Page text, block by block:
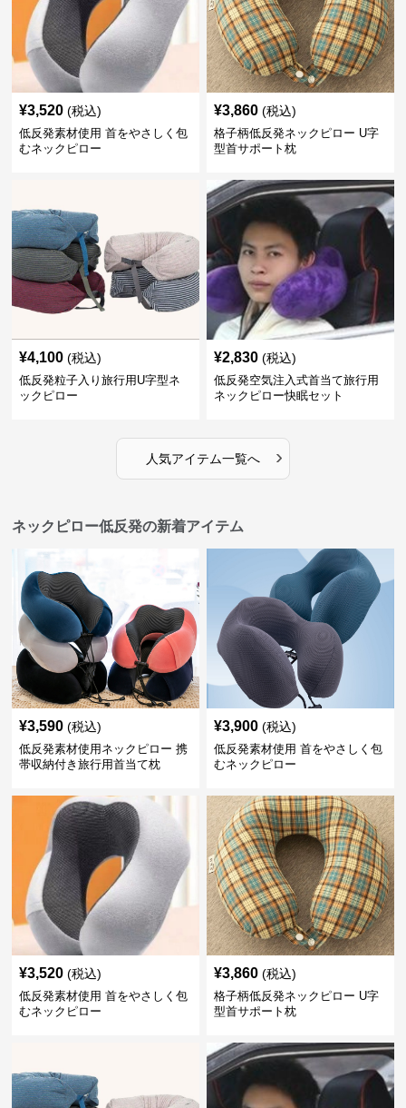
¥3,520 (税込)
低反発素材使用 首をやさしく包
むネックピロー
¥3,860 (税込)
格子柄低反発ネックピロー U字
型首サポート枕
¥4,100 (税込)
低反発粒子入り旅行用U字型ネ
ックピロー
¥2,830 (税込)
低反発空気注入式首当て旅行用
ネックピロー快眠セット
人気アイテム一覧へ ›
ネックピロー低反発の新着アイテム
¥3,590 (税込)
低反発素材使用ネックピロー 携
帯収納付き旅行用首当て枕
¥3,900 (税込)
低反発素材使用 首をやさしく包
むネックピロー
¥3,520 (税込)
低反発素材使用 首をやさしく包
むネックピロー
¥3,860 (税込)
格子柄低反発ネックピロー U字
型首サポート枕